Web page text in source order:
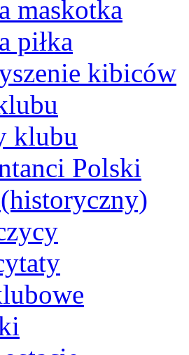
maskotka
piłka
kibiców
klubu
Polski